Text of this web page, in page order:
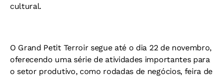
cultural.
O Grand Petit Terroir segue até o dia 22 de novembro,
oferecendo uma série de atividades importantes para
o setor produtivo, como rodadas de negócios, feira de